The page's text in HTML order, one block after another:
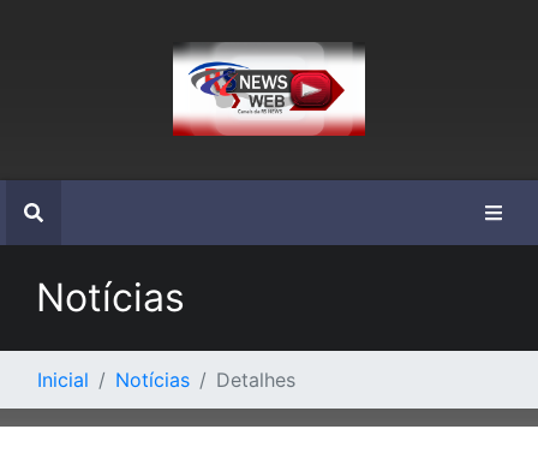
Notícias
Inicial Notícias Detalhes